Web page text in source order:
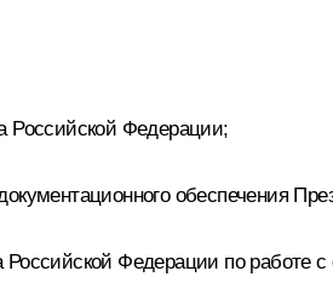
Российской Федерации;
обеспечения
Федерации по работе